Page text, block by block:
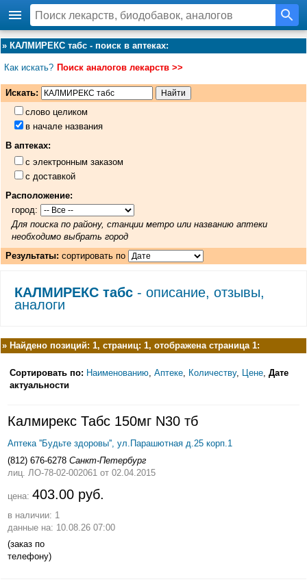
» КАЛМИРЕКС табс - поиск в аптеках:
Как искать? Поиск аналогов лекарств >>
Искать:
слово целиком
в начале названия
В аптеках:
с электронным заказом
с доставкой
Расположение:
город:
Для поиска по району, станции метро или названию аптеки
необходимо выбрать город
Результаты: сортировать по
КАЛМИРЕКС табс- описание, отзывы,
аналоги
» Найдено позиций: 1, страниц: 1, отображена страница 1:
Сортировать по: Наименованию Аптеке Количеству, Цене Дате
актуальности
Калмирекс Табс 150мг N30 тб
Аптека ''Будьте здоровы'', ул.Парашютная д.25 корп.1
(812) 676-6278 Санкт-Петербург
лиц. ЛО-78-02-002061 от 02.04.2015
цена: 403.00 руб.
в наличии: 1
данные на: 10.08.26 07:00
(заказ по
телефону)